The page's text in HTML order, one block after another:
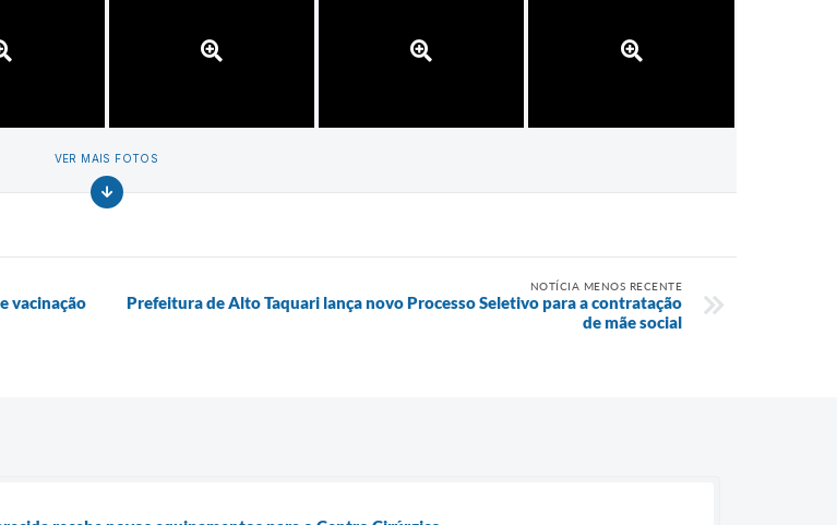
VER MAIS FOTOS
vacinação
NOTÍCIA MENOS RECENTE
Prefeitura de Alto Taquari lança novo Processo Seletivo para a contratação
de mãe social